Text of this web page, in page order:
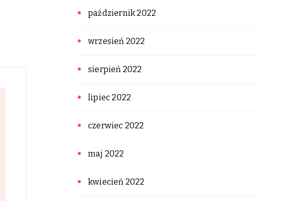
październik 2022
wrzesień 2022
sierpień 2022
lipiec 2022
czerwiec 2022
maj 2022
kwiecień 2022